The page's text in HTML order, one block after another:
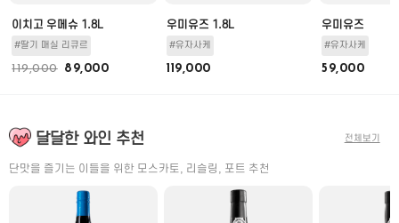
이치고 우메슈 1.8L
#딸기 매실 리큐르
119,000 89,000
우미유즈 1.8L
#유자사케
119,000
우미유즈
#유자사케
59,000
전체보기
달달한 와인 추천
단맛을 즐기는 이들을 위한 모스카토, 리슬링, 포트 추천